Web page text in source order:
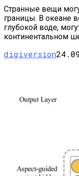
Странные вещи
границы. В океане
глубокой воде,
континентальном
digiversion